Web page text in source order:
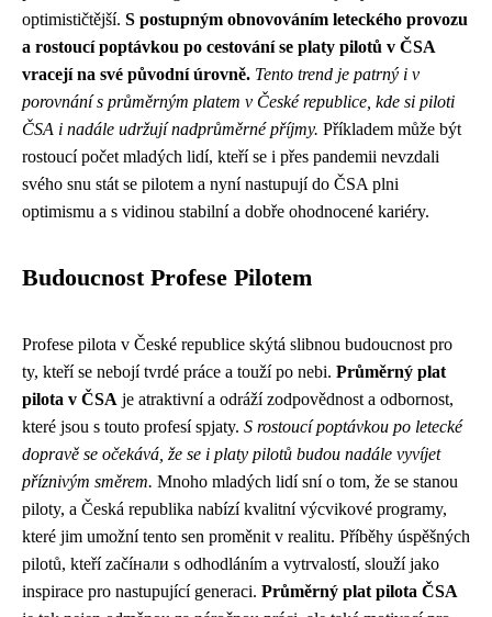
optimističtější. S postupným obnovováním leteckého provozu
a rostoucí poptávkou po cestování se platy pilotů v ČSA
vracejí na své původní úrovně. Tento trend je patrný i v
porovnání s průměrným platem v České republice, kde si piloti
ČSA i nadále udržují nadprůměrné příjmy. Příkladem může být
rostoucí počet mladých lidí, kteří se i přes pandemii nevzdali
svého snu stát se pilotem a nyní nastupují do ČSA plni
optimismu a s vidinou stabilní a dobře ohodnocené kariéry.
Budoucnost Profese Pilotem
Profese pilota v České republice skýtá slibnou budoucnost pro
ty, kteří se nebojí tvrdé práce a touží po nebi. Průměrný plat
pilota v ČSA je atraktivní a odráží zodpovědnost a odbornost,
které jsou s touto profesí spjaty. S rostoucí poptávkou po letecké
dopravě se očekává, že se i platy pilotů budou nadále vyvíjet
příznivým směrem. Mnoho mladých lidí sní o tom, že se stanou
piloty, a Česká republika nabízí kvalitní výcvikové programy,
které jim umožní tento sen proměnit v realitu. Příběhy úspěšných
pilotů, kteří začíнали s odhodláním a vytrvalostí, slouží jako
inspirace pro nastupující generaci. Průměrný plat pilota ČSA